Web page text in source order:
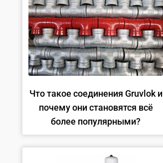
Что такое соединения Gruvlok и
почему они становятся всё
более популярными?